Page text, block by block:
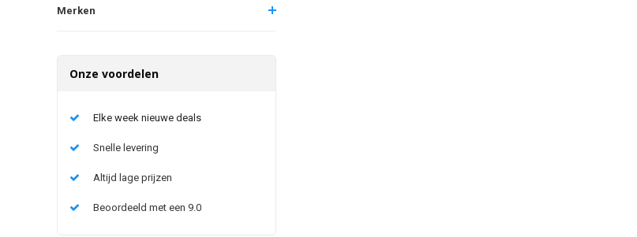
Merken
Onze voordelen
Elke week nieuwe deals
Snelle levering
Altijd lage prijzen
Beoordeeld met een 9.0